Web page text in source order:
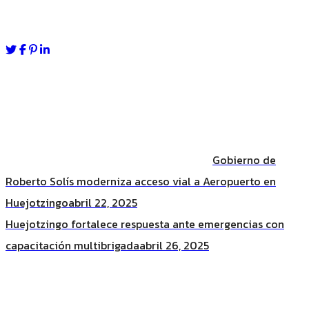
Gobierno de
Roberto Solís moderniza acceso vial a Aeropuerto en
Huejotzingoabril 22, 2025
Huejotzingo fortalece respuesta ante emergencias con
capacitación multibrigadaabril 26, 2025